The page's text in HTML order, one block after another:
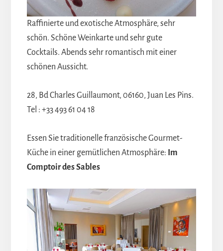
Raffinierte und exotische Atmosphäre, sehr
schön. Schöne Weinkarte und sehr gute
Cocktails. Abends sehr romantisch mit einer
schönen Aussicht.
28, Bd Charles Guillaumont, 06160, Juan Les Pins.
Tel : +33 493 61 04 18
Essen Sie traditionelle französische Gourmet-
Küche in einer gemütlichen Atmosphäre: Im
Comptoir des Sables